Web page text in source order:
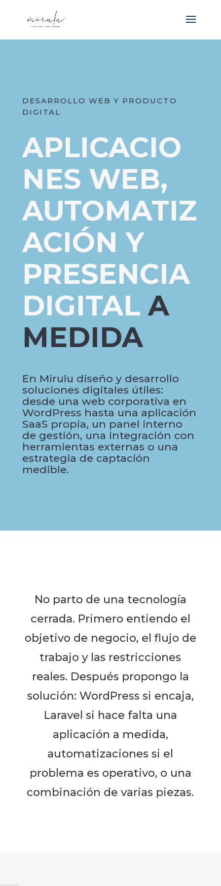
DESARROLLO WEB Y PRODUCTO
DIGITAL
APLICACIO
NES WEB,
AUTOMATIZ
ACIÓN Y
PRESENCIA
DIGITALA
MEDIDA
En Mirulu diseño y desarrollo
soluciones digitales útiles:
desde una web corporativa en
WordPress hasta una aplicación
SaaS propia, un panel interno
de gestión, una integración con
herramientas externas o una
estrategia de captación
medible.
No parto de una tecnología
cerrada. Primero entiendo el
objetivo de negocio, el flujo de
trabajo y las restricciones
reales. Después propongo la
solución: WordPress si encaja,
Laravel si hace falta una
aplicación a medida,
automatizaciones si el
problema es operativo, o una
combinación de varias piezas.